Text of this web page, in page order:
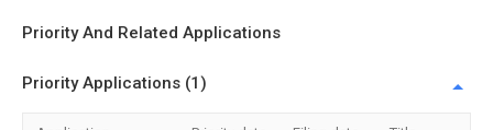
Priority And Related Applications
Priority Applications (1)